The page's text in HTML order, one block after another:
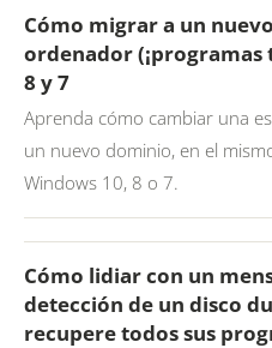
Cómo migrar a un
ordenador (¡programas
8 y 7
Aprenda cómo cambiar una
un nuevo dominio, en el
Windows 10, 8 o 7.
Cómo lidiar con un
detección de un disco
recupere todos sus